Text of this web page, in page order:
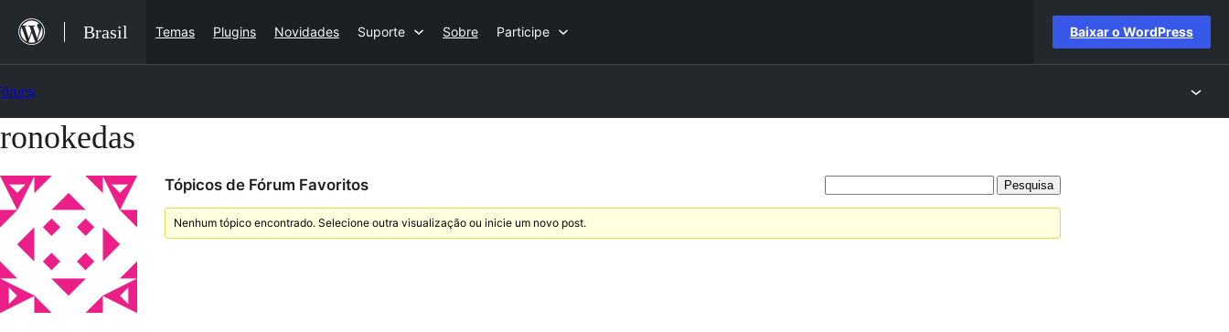
para
o
conteúdo
Brasil Temas Plugins Novidades Suporte Sobre Participe Baixar o WordPress
Pular
o
conteúdo
ronokedas
Tópicos de Fórum Favoritos
Nenhum tópico encontrado. Selecione outra visualização ou inicie um novo post.